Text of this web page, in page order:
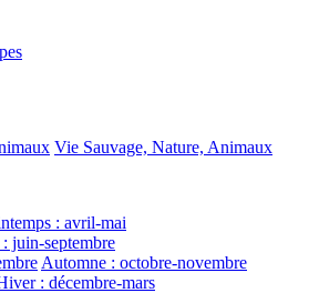
Vie Sauvage, Nature, Animaux
: avril-mai
: juin-septembre
Automne : octobre-novembre
: décembre-mars